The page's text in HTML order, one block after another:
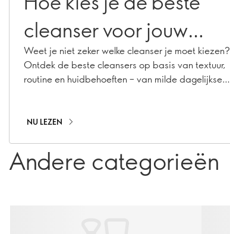
cleanser voor jouw
huidtype?
Weet je niet zeker welke cleanser je moet kiezen?
Ontdek de beste cleansers op basis van textuur,
routine en huidbehoeften – van milde dagelijkse
NU LEZEN
Andere categorieën